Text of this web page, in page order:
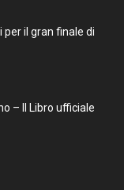
per il gran finale di
– Il Libro ufficiale